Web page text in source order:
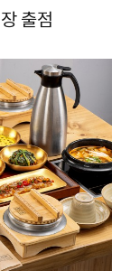
출점